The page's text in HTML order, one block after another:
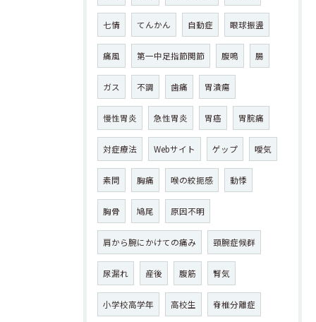
七情 てんかん 自動症 眼球振盪
痛風 第一中足指節関節 腹鳴 腸
ガス 不調 歯痛 胃潰瘍
慢性胃炎 急性胃炎 胃癌 胃脘痛
対症療法 Webサイト ゲップ 噯気
素問 胸痛 喉の絞扼感 動悸
胸骨 鳩尾 原因不明
肩から腕にかけての痛み 頸腕症候群
尿漏れ 産後 腹筋 腎気
小学校高学年 高校生 脊椎分離症